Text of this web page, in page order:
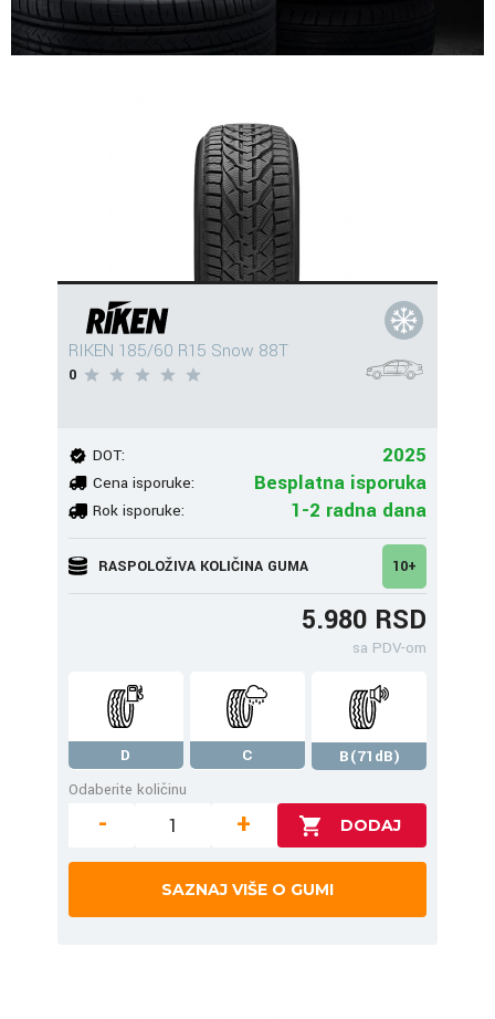
RIKEN 185/60 R15 Snow 88T
0
DOT: 2025
Cena isporuke: Besplatna isporuka
Rok isporuke: 1-2 radna dana
RASPOLOŽIVA KOLIČINA GUMA 10+
5.980 RSD
sa PDV-om
D C
B(71dB)
Odaberite količinu
- +
SAZNAJ VIŠE O GUMI